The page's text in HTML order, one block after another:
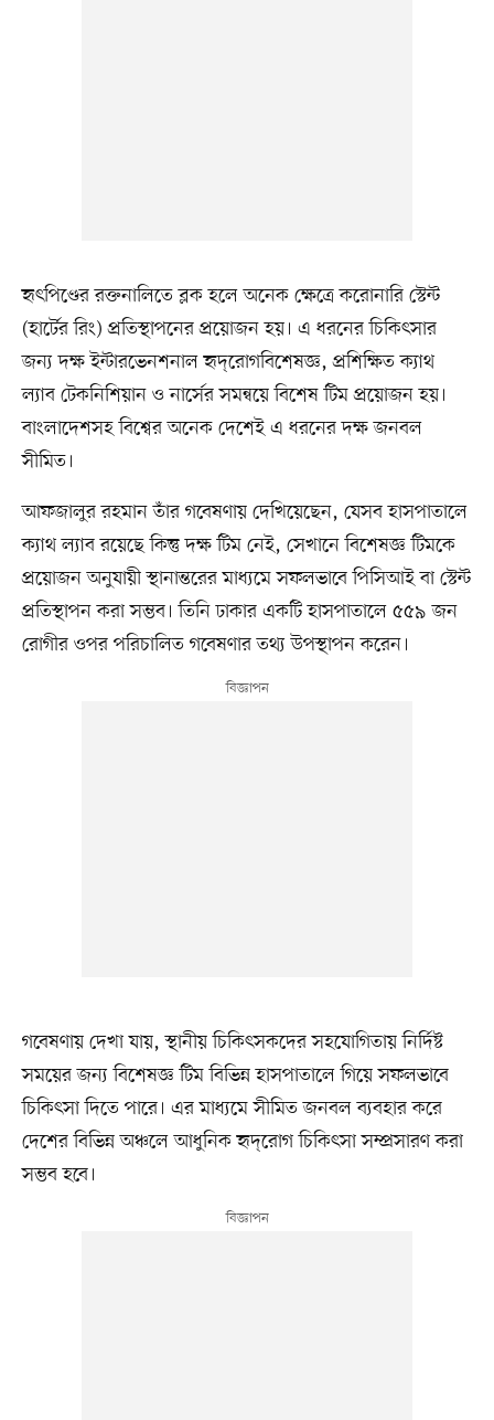
হৃৎপিণ্ডের রক্তনালিতে ব্লক হলে অনেক ক্ষেত্রে করোনারি স্টেন্ট
(হার্টের রিং) প্রতিস্থাপনের প্রয়োজন হয়। এ ধরনের চিকিৎসার
জন্য দক্ষ ইন্টারভেনশনাল হৃদ্‌রোগবিশেষজ্ঞ, প্রশিক্ষিত ক্যাথ
ল্যাব টেকনিশিয়ান ও নার্সের সমন্বয়ে বিশেষ টিম প্রয়োজন হয়।
বাংলাদেশসহ বিশ্বের অনেক দেশেই এ ধরনের দক্ষ জনবল
সীমিত।
আফজালুর রহমান তাঁর গবেষণায় দেখিয়েছেন, যেসব হাসপাতালে
ক্যাথ ল্যাব রয়েছে কিন্তু দক্ষ টিম নেই, সেখানে বিশেষজ্ঞ টিমকে
প্রয়োজন অনুযায়ী স্থানান্তরের মাধ্যমে সফলভাবে পিসিআই বা স্টেন্ট
প্রতিস্থাপন করা সম্ভব। তিনি ঢাকার একটি হাসপাতালে ৫৫৯ জন
রোগীর ওপর পরিচালিত গবেষণার তথ্য উপস্থাপন করেন।
গবেষণায় দেখা যায়, স্থানীয় চিকিৎসকদের সহযোগিতায় নির্দিষ্ট
সময়ের জন্য বিশেষজ্ঞ টিম বিভিন্ন হাসপাতালে গিয়ে সফলভাবে
চিকিৎসা দিতে পারে। এর মাধ্যমে সীমিত জনবল ব্যবহার করে
দেশের বিভিন্ন অঞ্চলে আধুনিক হৃদ্‌রোগ চিকিৎসা সম্প্রসারণ করা
সম্ভব হবে।